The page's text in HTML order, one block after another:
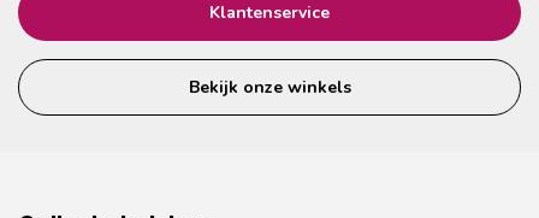
Klantenservice
Bekijk onze winkels